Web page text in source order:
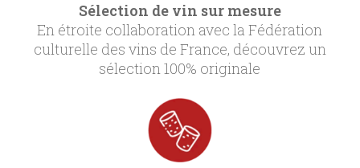
Sélection de vin sur mesure
En étroite collaboration avec la Fédération
culturelle des vins de France, découvrez un
sélection 100% originale